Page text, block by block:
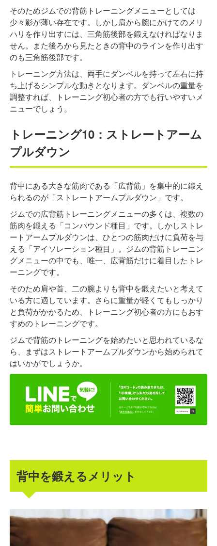
そのためジムでの背筋トレーニングメニューとしては
少々影が薄い存在です。しかし肩から腕にかけてのメリ
ハリを作り出すには、三角筋後部を鍛えなければなりま
せん。また後ろから見たときの背中のラインを作り出す
のも三角筋後部です。
トレーニング方法は、両手にダンベルを持って左右に持
ち上げるシンプルな動きとなります。ダンベルの重量を
調整すれば、トレーニング初心者の方でも行いやすいメ
ニューでしょう。
トレーニング10：ストレートアーム
プルダウン
背中にある大きな筋肉である「広背筋」を集中的に鍛え
られるのが「ストレートアームプルダウン」です。
ジムでの広背筋トレーニングメニューの多くは、複数の
筋肉を鍛える「コンパウンド種目」です。しかしストレ
ートアームプルダウンは、ひとつの筋肉だけに負荷を与
える「アイソレーション種目」。ジムの背筋トレーニン
グメニューの中でも、唯一、広背筋だけに着目したトレ
ーニングです。
そのため肩や首、二の腕よりも背中を鍛えたいと考えて
いる方に適しています。さらに重量が軽くてもしっかり
と負荷がかかるため、トレーニング初心者の方にもおす
すめのトレーニングです。
ジムで背筋のトレーニングを始めたいと思われているな
ら、まずはストレートアームプルダウンから始められて
はいかがでしょうか。
背中を鍛えるメリット